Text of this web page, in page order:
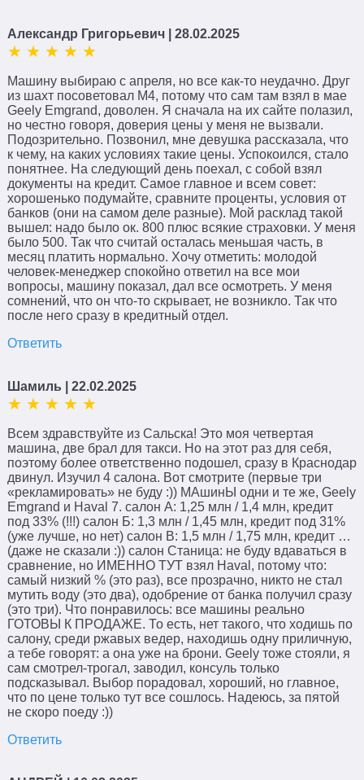
Александр Григорьевич | 28.02.2025
Машину выбираю с апреля, но все как-то неудачно. Друг
из шахт посоветовал М4, потому что сам там взял в мае
Geely Emgrand, доволен. Я сначала на их сайте полазил,
но честно говоря, доверия цены у меня не вызвали.
Подозрительно. Позвонил, мне девушка рассказала, что
к чему, на каких условиях такие цены. Успокоился, стало
понятнее. На следующий день поехал, с собой взял
документы на кредит. Самое главное и всем совет:
хорошенько подумайте, сравните проценты, условия от
банков (они на самом деле разные). Мой расклад такой
вышел: надо было ок. 800 плюс всякие страховки. У меня
было 500. Так что считай осталась меньшая часть, в
месяц платить нормально. Хочу отметить: молодой
человек-менеджер спокойно ответил на все мои
вопросы, машину показал, дал все осмотреть. У меня
сомнений, что он что-то скрывает, не возникло. Так что
после него сразу в кредитный отдел.
Ответить
Шамиль | 22.02.2025
Всем здравствуйте из Сальска! Это моя четвертая
машина, две брал для такси. Но на этот раз для себя,
поэтому более ответственно подошел, сразу в Краснодар
двинул. Изучил 4 салона. Вот смотрите (первые три
«рекламировать» не буду :)) МАшинЫ одни и те же, Geely
Emgrand и Haval 7. салон А: 1,25 млн / 1,4 млн, кредит
под 33% (!!!) салон Б: 1,3 млн / 1,45 млн, кредит под 31%
(уже лучше, но нет) салон В: 1,5 млн / 1,75 млн, кредит …
(даже не сказали :)) салон Станица: не буду вдаваться в
сравнение, но ИМЕННО ТУТ взял Haval, потому что:
самый низкий % (это раз), все прозрачно, никто не стал
мутить воду (это два), одобрение от банка получил сразу
(это три). Что понравилось: все машины реально
ГОТОВЫ К ПРОДАЖЕ. То есть, нет такого, что ходишь по
салону, среди ржавых ведер, находишь одну приличную,
а тебе говорят: а она уже на брони. Geely тоже стояли, я
сам смотрел-трогал, заводил, консуль только
подсказывал. Выбор порадовал, хороший, но главное,
что по цене только тут все сошлось. Надеюсь, за пятой
не скоро поеду :))
Ответить